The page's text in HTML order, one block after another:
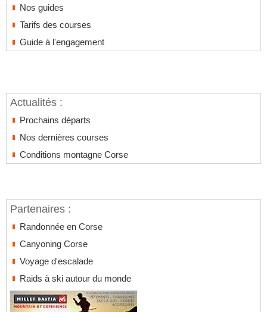
Nos guides
Tarifs des courses
Guide à l'engagement
Actualités :
Prochains départs
Nos dernières courses
Conditions montagne Corse
Partenaires :
Randonnée en Corse
Canyoning Corse
Voyage d'escalade
Raids à ski autour du monde